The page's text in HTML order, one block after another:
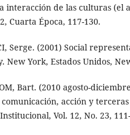
interacción de las culturas (el
Cuarta Época, 117-130.
Serge. (2001) Social
New York, Estados Unidos,
Bart. (2010 agosto-
acción y
Vol. 12, No. 23,